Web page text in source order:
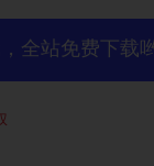
全站免费下载